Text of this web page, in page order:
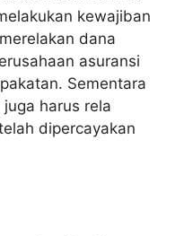
kewajiban
dana
asuransi
Sementara
harus rela
dipercayakan